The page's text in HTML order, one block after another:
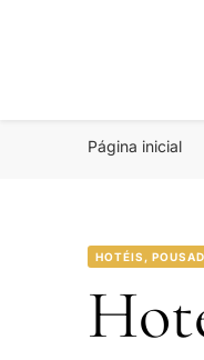
Página inicial
HOTÉIS,